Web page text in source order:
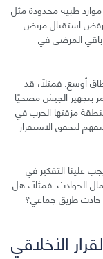
طبية محدودة مثل
رفض استقبال مريض
19 بهدف حماية باقي المرضى في
أوسع. فمثلًا، قد
بتجهيز الجيش مضحيًا
مزقتها الحرب في
لتحقق الاستقرار
علينا التفكير في
الحوادث. فمثلًا، هل
حادث طريق جماعي؟
الأخلاقي